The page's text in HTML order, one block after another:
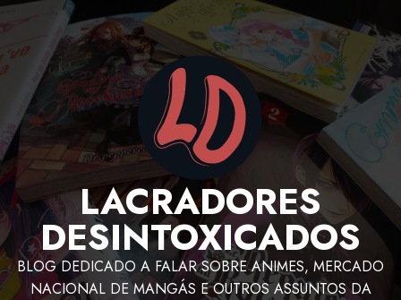
LACRADORES
DESINTOXICADOS
BLOG DEDICADO A FALAR SOBRE ANIMES, MERCADO
NACIONAL DE MANGÁS E OUTROS ASSUNTOS DA